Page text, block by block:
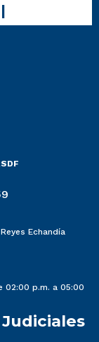
Echandía
02:00 p.m. a 05:00